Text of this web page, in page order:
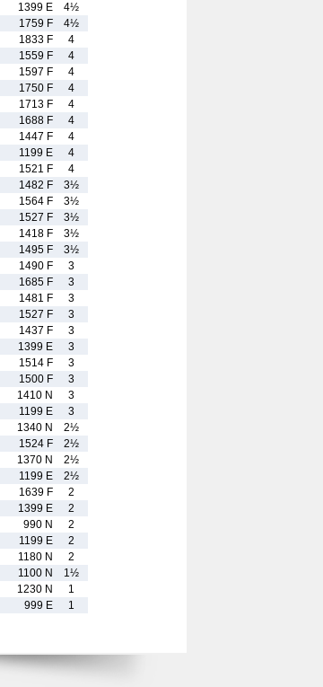
1399 E
4½
1759 F
4½
1833 F
4
1559 F
4
1597 F
4
1750 F
4
1713 F
4
1688 F
4
1447 F
4
1199 E
4
1521 F
4
1482 F
3½
1564 F
3½
1527 F
3½
1418 F
3½
1495 F
3½
1490 F
3
1685 F
3
1481 F
3
1527 F
3
1437 F
3
1399 E
3
1514 F
3
1500 F
3
1410 N
3
1199 E
3
1340 N
2½
1524 F
2½
1370 N
2½
1199 E
2½
1639 F
2
1399 E
2
990 N
2
1199 E
2
1180 N
2
1100 N
1½
1230 N
1
999 E
1